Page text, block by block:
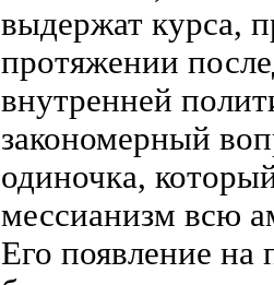
выдержат курса,
протяжении
внутренней
закономерный
одиночка,
мессианизм всю
Его появление